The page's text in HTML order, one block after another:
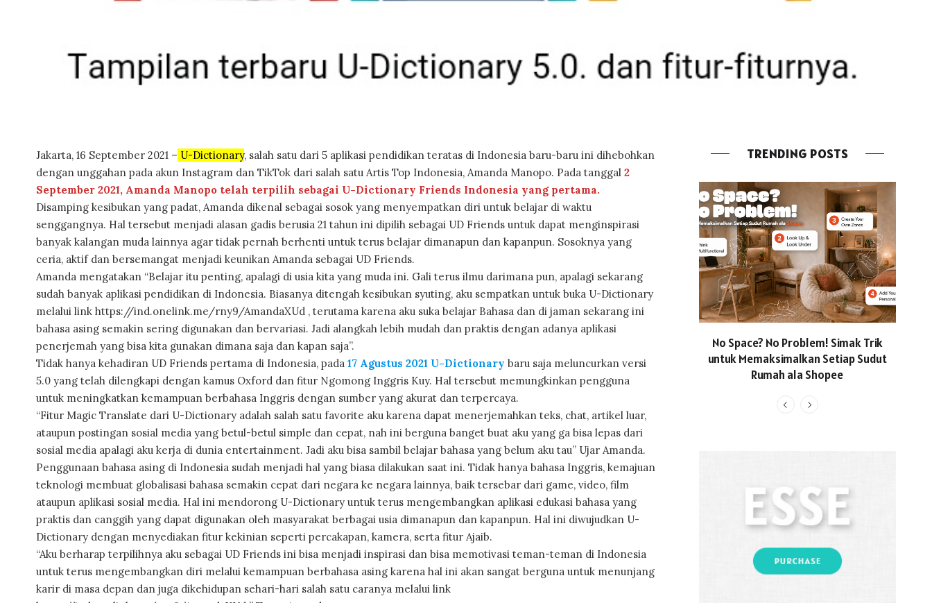
Jakarta, 16 September 2021 – U-Dictionary, salah satu dari 5 aplikasi pendidikan teratas di Indonesia baru-baru ini dihebohkan
dengan unggahan pada akun Instagram dan TikTok dari salah satu Artis Top Indonesia, Amanda Manopo. Pada tanggal 2
September 2021, Amanda Manopo telah terpilih sebagai U-Dictionary Friends Indonesia yang pertama.
Disamping kesibukan yang padat, Amanda dikenal sebagai sosok yang menyempatkan diri untuk belajar di waktu
senggangnya. Hal tersebut menjadi alasan gadis berusia 21 tahun ini dipilih sebagai UD Friends untuk dapat menginspirasi
banyak kalangan muda lainnya agar tidak pernah berhenti untuk terus belajar dimanapun dan kapanpun. Sosoknya yang
ceria, aktif dan bersemangat menjadi keunikan Amanda sebagai UD Friends.
Amanda mengatakan “Belajar itu penting, apalagi di usia kita yang muda ini. Gali terus ilmu darimana pun, apalagi sekarang
sudah banyak aplikasi pendidikan di Indonesia. Biasanya ditengah kesibukan syuting, aku sempatkan untuk buka U-Dictionary
melalui link https://ind.onelink.me/rny9/AmandaXUd , terutama karena aku suka belajar Bahasa dan di jaman sekarang ini
bahasa asing semakin sering digunakan dan bervariasi. Jadi alangkah lebih mudah dan praktis dengan adanya aplikasi
penerjemah yang bisa kita gunakan dimana saja dan kapan saja”.
Tidak hanya kehadiran UD Friends pertama di Indonesia, pada 17 Agustus 2021 U-Dictionary baru saja meluncurkan versi
5.0 yang telah dilengkapi dengan kamus Oxford dan fitur Ngomong Inggris Kuy. Hal tersebut memungkinkan pengguna
untuk meningkatkan kemampuan berbahasa Inggris dengan sumber yang akurat dan terpercaya.
“Fitur Magic Translate dari U-Dictionary adalah salah satu favorite aku karena dapat menerjemahkan teks, chat, artikel luar,
ataupun postingan sosial media yang betul-betul simple dan cepat, nah ini berguna banget buat aku yang ga bisa lepas dari
sosial media apalagi aku kerja di dunia entertainment. Jadi aku bisa sambil belajar bahasa yang belum aku tau” Ujar Amanda.
Penggunaan bahasa asing di Indonesia sudah menjadi hal yang biasa dilakukan saat ini. Tidak hanya bahasa Inggris, kemajuan
teknologi membuat globalisasi bahasa semakin cepat dari negara ke negara lainnya, baik tersebar dari game, video, film
ataupun aplikasi sosial media. Hal ini mendorong U-Dictionary untuk terus mengembangkan aplikasi edukasi bahasa yang
praktis dan canggih yang dapat digunakan oleh masyarakat berbagai usia dimanapun dan kapanpun. Hal ini diwujudkan U-
Dictionary dengan menyediakan fitur kekinian seperti percakapan, kamera, serta fitur Ajaib.
“Aku berharap terpilihnya aku sebagai UD Friends ini bisa menjadi inspirasi dan bisa memotivasi teman-teman di Indonesia
untuk terus mengembangkan diri melalui kemampuan berbahasa asing karena hal ini akan sangat berguna untuk menunjang
karir di masa depan dan juga dikehidupan sehari-hari salah satu caranya melalui link
TRENDING POSTS
No Space? No Problem! Simak Trik
untuk Memaksimalkan Setiap Sudut
Rumah ala Shopee